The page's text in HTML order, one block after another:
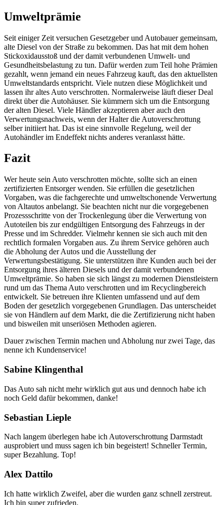
Umweltprämie
Seit einiger Zeit versuchen Gesetzgeber und Autobauer gemeinsam,
alte Diesel von der Straße zu bekommen. Das hat mit dem hohen
Stickoxidausstoß und der damit verbundenen Umwelt- und
Gesundheitsbelastung zu tun. Dafür werden zum Teil hohe Prämien
gezahlt, wenn jemand ein neues Fahrzeug kauft, das den aktuellsten
Umweltstandards entspricht. Viele nutzen diese Möglichkeit und
lassen ihr altes Auto verschrotten. Normalerweise läuft dieser Deal
direkt über die Autohäuser. Sie kümmern sich um die Entsorgung
der alten Diesel. Viele Händler akzeptieren aber auch den
Verwertungsnachweis, wenn der Halter die Autoverschrottung
selber initiiert hat. Das ist eine sinnvolle Regelung, weil der
Autohändler im Endeffekt nichts anderes veranlasst hätte.
Fazit
Wer heute sein Auto verschrotten möchte, sollte sich an einen
zertifizierten Entsorger wenden. Sie erfüllen die gesetzlichen
Vorgaben, was die fachgerechte und umweltschonende Verwertung
von Altautos anbelangt. Sie beachten nicht nur die vorgegebenen
Prozessschritte von der Trockenlegung über die Verwertung von
Autoteilen bis zur endgültigen Entsorgung des Fahrzeugs in der
Presse und im Schredder. Vielmehr kennen sie sich auch mit den
rechtlich formalen Vorgaben aus. Zu ihrem Service gehören auch
die Abholung der Autos und die Ausstellung der
Verwertungsbestätigung. Sie unterstützen ihre Kunden auch bei der
Entsorgung ihres älteren Diesels und der damit verbundenen
Umweltprämie. So haben sie sich längst zu modernen Dienstleistern
rund um das Thema Auto verschrotten und im Recyclingbereich
entwickelt. Sie betreuen ihre Klienten umfassend und auf dem
Boden der gesetzlich vorgegebenen Grundlagen. Das unterscheidet
sie von Händlern auf dem Markt, die die Zertifizierung nicht haben
und bisweilen mit unseriösen Methoden agieren.
Dauer zwischen Termin machen und Abholung nur zwei Tage, das
nenne ich Kundenservice!
Sabine Klingenthal
Das Auto sah nicht mehr wirklich gut aus und dennoch habe ich
noch Geld dafür bekommen, danke!
Sebastian Lieple
Nach langem überlegen habe ich Autoverschrottung Darmstadt
ausprobiert und muss sagen ich bin begeistert! Schneller Termin,
super Bezahlung. Top!
Alex Dattilo
Ich hatte wirklich Zweifel, aber die wurden ganz schnell zerstreut.
Ich bin super zufrieden.